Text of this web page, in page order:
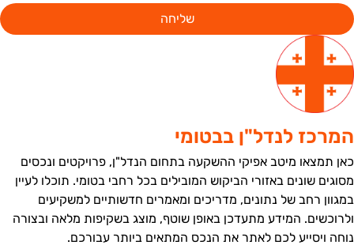
שליחה
לנדל"ן בבטומי
תמצאו מיטב אפיקי ההשקעה בתחום הנדל"ן, פרויקטים ונכסים
שונים באזורי הביקוש המובילים בכל רחבי בטומי. תוכלו לעיין
רחב של נתונים, מדריכים ומאמרים חדשותיים למשקיעים
המידע מתעדכן באופן שוטף, מוצג בשקיפות מלאה ובצורה
ויסייע לכם לאתר את הנכס המתאים ביותר עבורכם.